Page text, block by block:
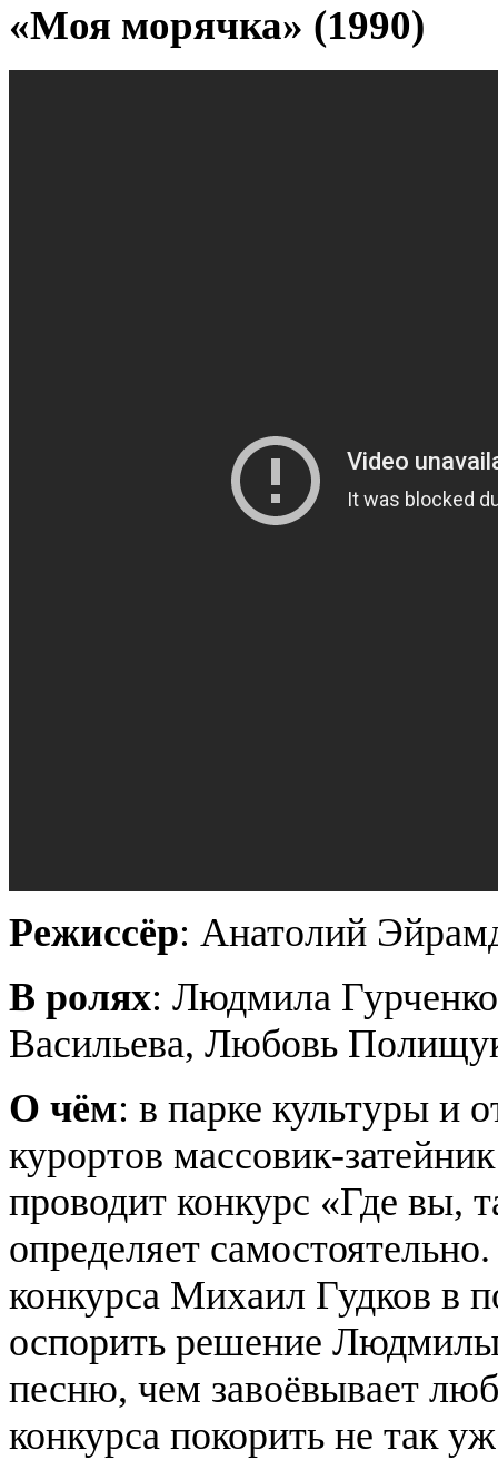
«Моя морячка» (1990)
Режиссёр: Анатолий
В ролях: Людмила
Васильева, Любовь
О чём: в парке культуры и
курортов массовик-
проводит конкурс «Где вы,
определяет
конкурса Михаил Гудков в
оспорить решение
песню, чем завоёвывает
конкурса покорить не так